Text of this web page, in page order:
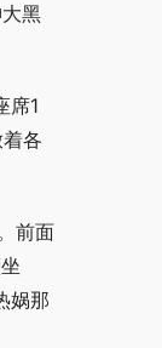
黑
席1
各
前面
娲那